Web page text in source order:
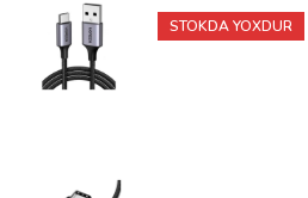
STOKDA YOXDUR